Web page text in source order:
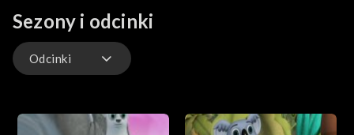
Sezony i odcinki
Odcinki